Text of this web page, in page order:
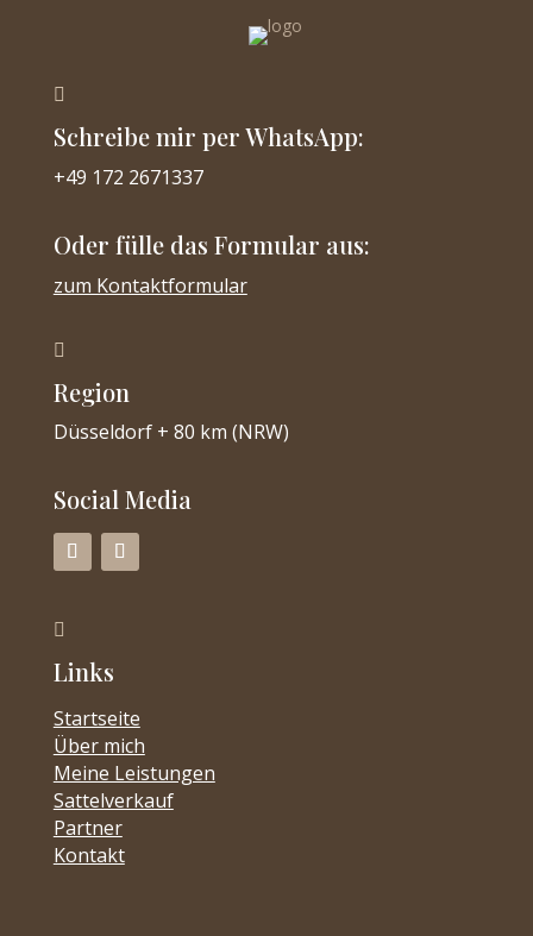

Schreibe mir per WhatsApp:
+49 172 2671337
Oder fülle das Formular aus:
zum Kontaktformular

Region
Düsseldorf + 80 km (NRW)
Social Media

Links
Startseite
Über mich
Meine Leistungen
Sattelverkauf
Partner
Kontakt